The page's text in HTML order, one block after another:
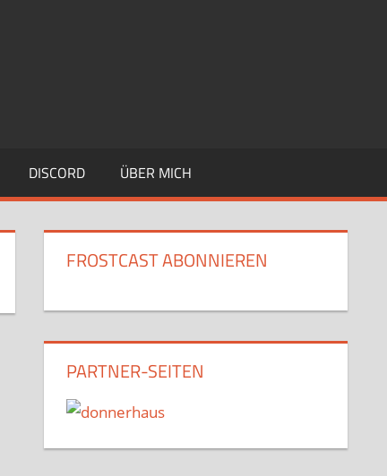
DISCORD ÜBER MICH
FROSTCAST ABONNIEREN
PARTNER-SEITEN